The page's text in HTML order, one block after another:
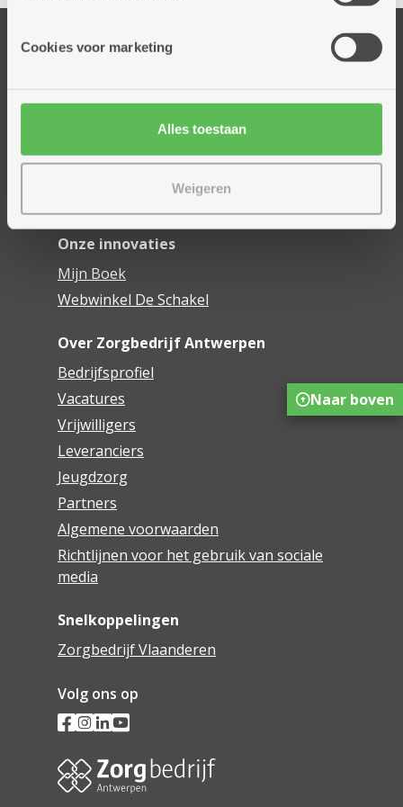
Cookies voor marketing
Alles toestaan
Weigeren
Onze diensten
Dienstencentra
Assistentiewoningen
Onze innovaties
Mijn Boek
Webwinkel De Schakel
Over Zorgbedrijf Antwerpen
Bedrijfsprofiel
Vacatures
Vrijwilligers
Leveranciers
Jeugdzorg
Partners
Algemene voorwaarden
Richtlijnen voor het gebruik van sociale
media
Snelkoppelingen
Zorgbedrijf Vlaanderen
Volg ons op
Naar boven